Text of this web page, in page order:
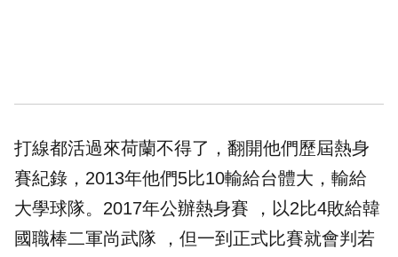
打線都活過來荷蘭不得了，翻開他們歷屆熱身
賽紀錄，2013年他們5比10輸給台體大，輸給
大學球隊。2017年公辦熱身賽 ，以2比4敗給韓
國職棒二軍尚武隊 ，但一到正式比賽就會判若